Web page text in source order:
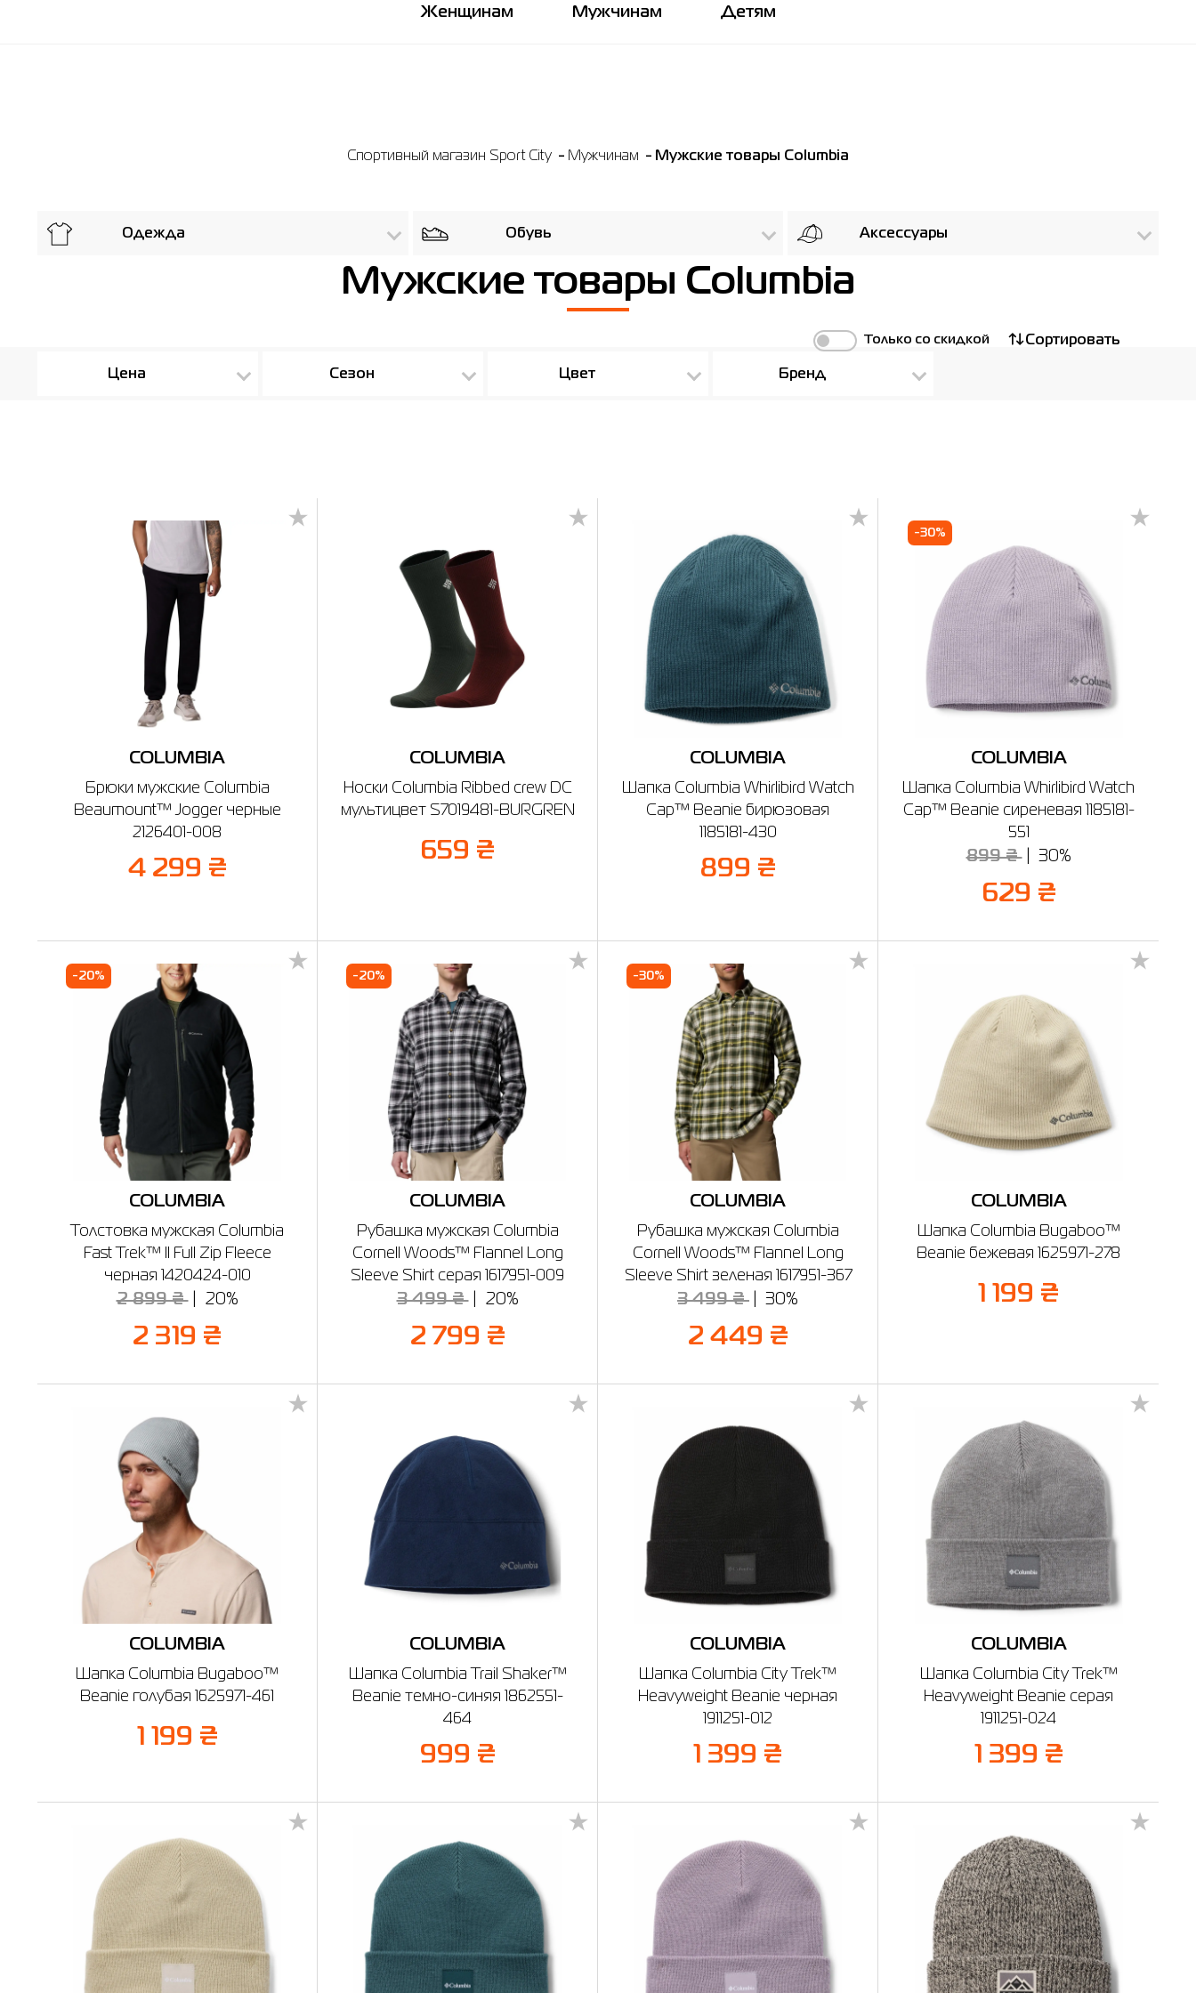
Женщинам Мужчинам Детям
Спортивный магазин Sport City Мужчинам Мужские товары Columbia
Одежда Обувь Аксессуары
Мужские товары Columbia
Только со скидкой Сортировать
Цена Сезон Цвет Бренд
COLUMBIA
Брюки мужские Columbia
Beaumount™ Jogger черные
2126401-008
4 299 ₴
COLUMBIA
Носки Columbia Ribbed crew DC
мультицвет S7019481-BURGREN
659 ₴
COLUMBIA
Шапка Columbia Whirlibird Watch
Cap™ Beanie бирюзовая
1185181-430
899 ₴
-30%
COLUMBIA
Шапка Columbia Whirlibird Watch
Cap™ Beanie сиреневая 1185181-
551
899 ₴ 30%
629 ₴
-20%
COLUMBIA
Толстовка мужская Columbia
Fast Trek™ II Full Zip Fleece
черная 1420424-010
2 899 ₴ 20%
2 319 ₴
-20%
COLUMBIA
Рубашка мужская Columbia
Cornell Woods™ Flannel Long
Sleeve Shirt серая 1617951-009
3 499 ₴ 20%
2 799 ₴
-30%
COLUMBIA
Рубашка мужская Columbia
Cornell Woods™ Flannel Long
Sleeve Shirt зеленая 1617951-367
3 499 ₴ 30%
2 449 ₴
COLUMBIA
Шапка Columbia Bugaboo™
Beanie бежевая 1625971-278
1 199 ₴
COLUMBIA
Шапка Columbia Bugaboo™
Beanie голубая 1625971-461
1 199 ₴
COLUMBIA
Шапка Columbia Trail Shaker™
Beanie темно-синяя 1862551-
464
999 ₴
COLUMBIA
Шапка Columbia City Trek™
Heavyweight Beanie черная
1911251-012
1 399 ₴
COLUMBIA
Шапка Columbia City Trek™
Heavyweight Beanie серая
1911251-024
1 399 ₴